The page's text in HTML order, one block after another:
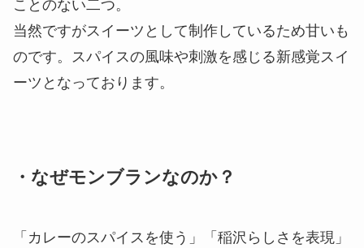
ことのない二つ。
当然ですがスイーツとして制作しているため甘いも
のです。スパイスの風味や刺激を感じる新感覚スイ
ーツとなっております。
・なぜモンブランなのか？
「カレーのスパイスを使う」「稲沢らしさを表現」